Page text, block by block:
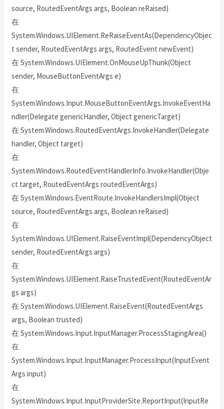
source, RoutedEventArgs args, Boolean reRaised)
在
System.Windows.UIElement.ReRaiseEventAs(DependencyObjec
t sender, RoutedEventArgs args, RoutedEvent newEvent)
在 System.Windows.UIElement.OnMouseUpThunk(Object
sender, MouseButtonEventArgs e)
在
System.Windows.Input.MouseButtonEventArgs.InvokeEventHa
ndler(Delegate genericHandler, Object genericTarget)
在 System.Windows.RoutedEventArgs.InvokeHandler(Delegate
handler, Object target)
在
System.Windows.RoutedEventHandlerInfo.InvokeHandler(Obje
ct target, RoutedEventArgs routedEventArgs)
在 System.Windows.EventRoute.InvokeHandlersImpl(Object
source, RoutedEventArgs args, Boolean reRaised)
在
System.Windows.UIElement.RaiseEventImpl(DependencyObject
sender, RoutedEventArgs args)
在
System.Windows.UIElement.RaiseTrustedEvent(RoutedEventAr
gs args)
在 System.Windows.UIElement.RaiseEvent(RoutedEventArgs
args, Boolean trusted)
在 System.Windows.Input.InputManager.ProcessStagingArea()
在
System.Windows.Input.InputManager.ProcessInput(InputEvent
Args input)
在
System.Windows.Input.InputProviderSite.ReportInput(InputRe